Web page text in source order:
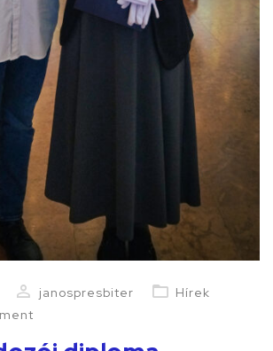
janospresbiter
Hírek